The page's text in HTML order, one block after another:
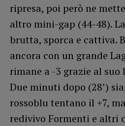
ripresa, poi però ne
altro mini-gap (44-48).
brutta, sporca e cattiva.
ancora con un grande
rimane a -3 grazie al suo
Due minuti dopo (28’)
rossoblu tentano il +7,
redivivo Formenti e altri